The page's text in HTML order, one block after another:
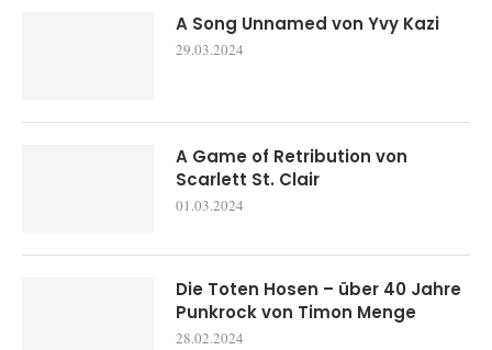
A Song Unnamed von Yvy Kazi
29.03.2024
A Game of Retribution von
Scarlett St. Clair
01.03.2024
Die Toten Hosen – über 40 Jahre
Punkrock von Timon Menge
28.02.2024